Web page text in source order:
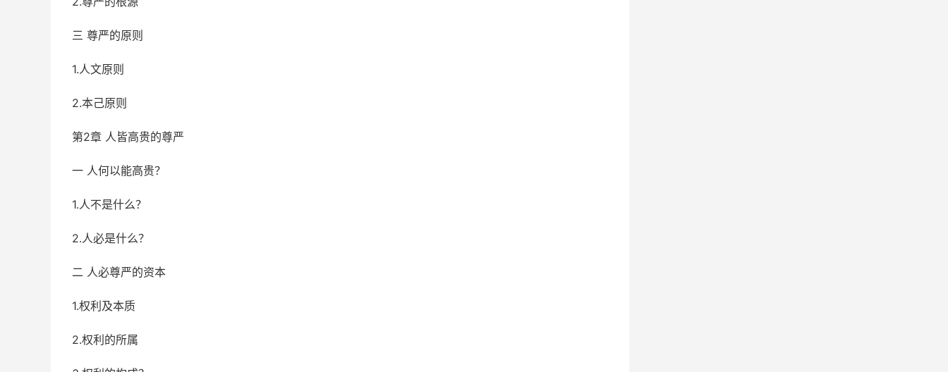
三 尊严的原则
1.人文原则
2.本己原则
第2章 人皆高贵的尊严
一 人何以能高贵？
1.人不是什么？
2.人必是什么？
二 人必尊严的资本
1.权利及本质
2.权利的所属